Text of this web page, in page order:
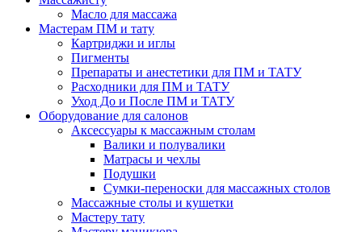
Масло для массажа
Мастерам ПМ и тату
Картриджи и иглы
Пигменты
Препараты и анестетики для ПМ и ТАТУ
Расходники для ПМ и ТАТУ
Уход До и После ПМ и ТАТУ
Оборудование для салонов
Аксессуары к массажным столам
Валики и полувалики
Матрасы и чехлы
Подушки
Сумки-переноски для массажных столов
Массажные столы и кушетки
Мастеру тату